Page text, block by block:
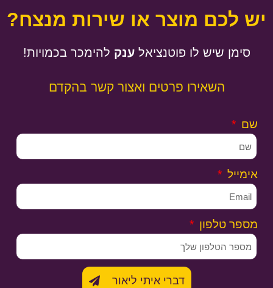
יש לכם מוצר או שירות מנצח?
סימן שיש לו פוטנציאלענק להימכר בכמויות!
השאירו פרטים ואצור קשר בהקדם
שם
אימייל
מספר טלפון
דברי איתי ליאור